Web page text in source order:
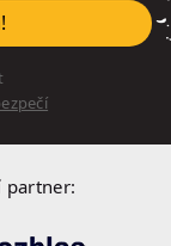
partner: